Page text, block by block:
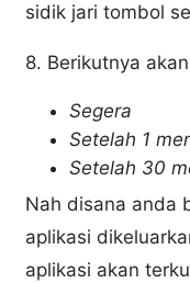
sidik jari tombol
8. Berikutnya
Segera
Setelah 1
Setelah 30
Nah disana anda
aplikasi
aplikasi akan